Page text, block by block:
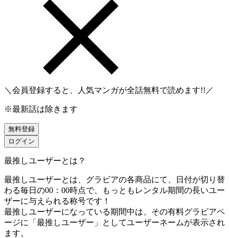
＼会員登録すると、人気マンガが全話無料で読めます!!／
※最新話は除きます
無料登録
ログイン
最推しユーザーとは？
最推しユーザーとは、グラビアの各商品にて、日付が切り替
わる毎日の00：00時点で、
もっともレンタル期間の長いユー
ザーに与えられる称号です！
最推しユーザーになっている期間中は、 その有料グラビアペ
ージに「最推しユーザー」としてユーザーネームが表示され
ます。